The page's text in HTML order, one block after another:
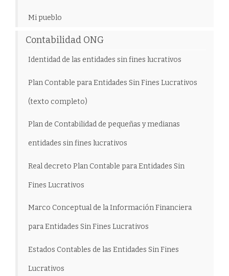
Mi pueblo
Contabilidad ONG
Identidad de las entidades sin fines lucrativos
Plan Contable para Entidades Sin Fines Lucrativos
(texto completo)
Plan de Contabilidad de pequeñas y medianas
entidades sin fines lucrativos
Real decreto Plan Contable para Entidades Sin
Fines Lucrativos
Marco Conceptual de la Información Financiera
para Entidades Sin Fines Lucrativos
Estados Contables de las Entidades Sin Fines
Lucrativos